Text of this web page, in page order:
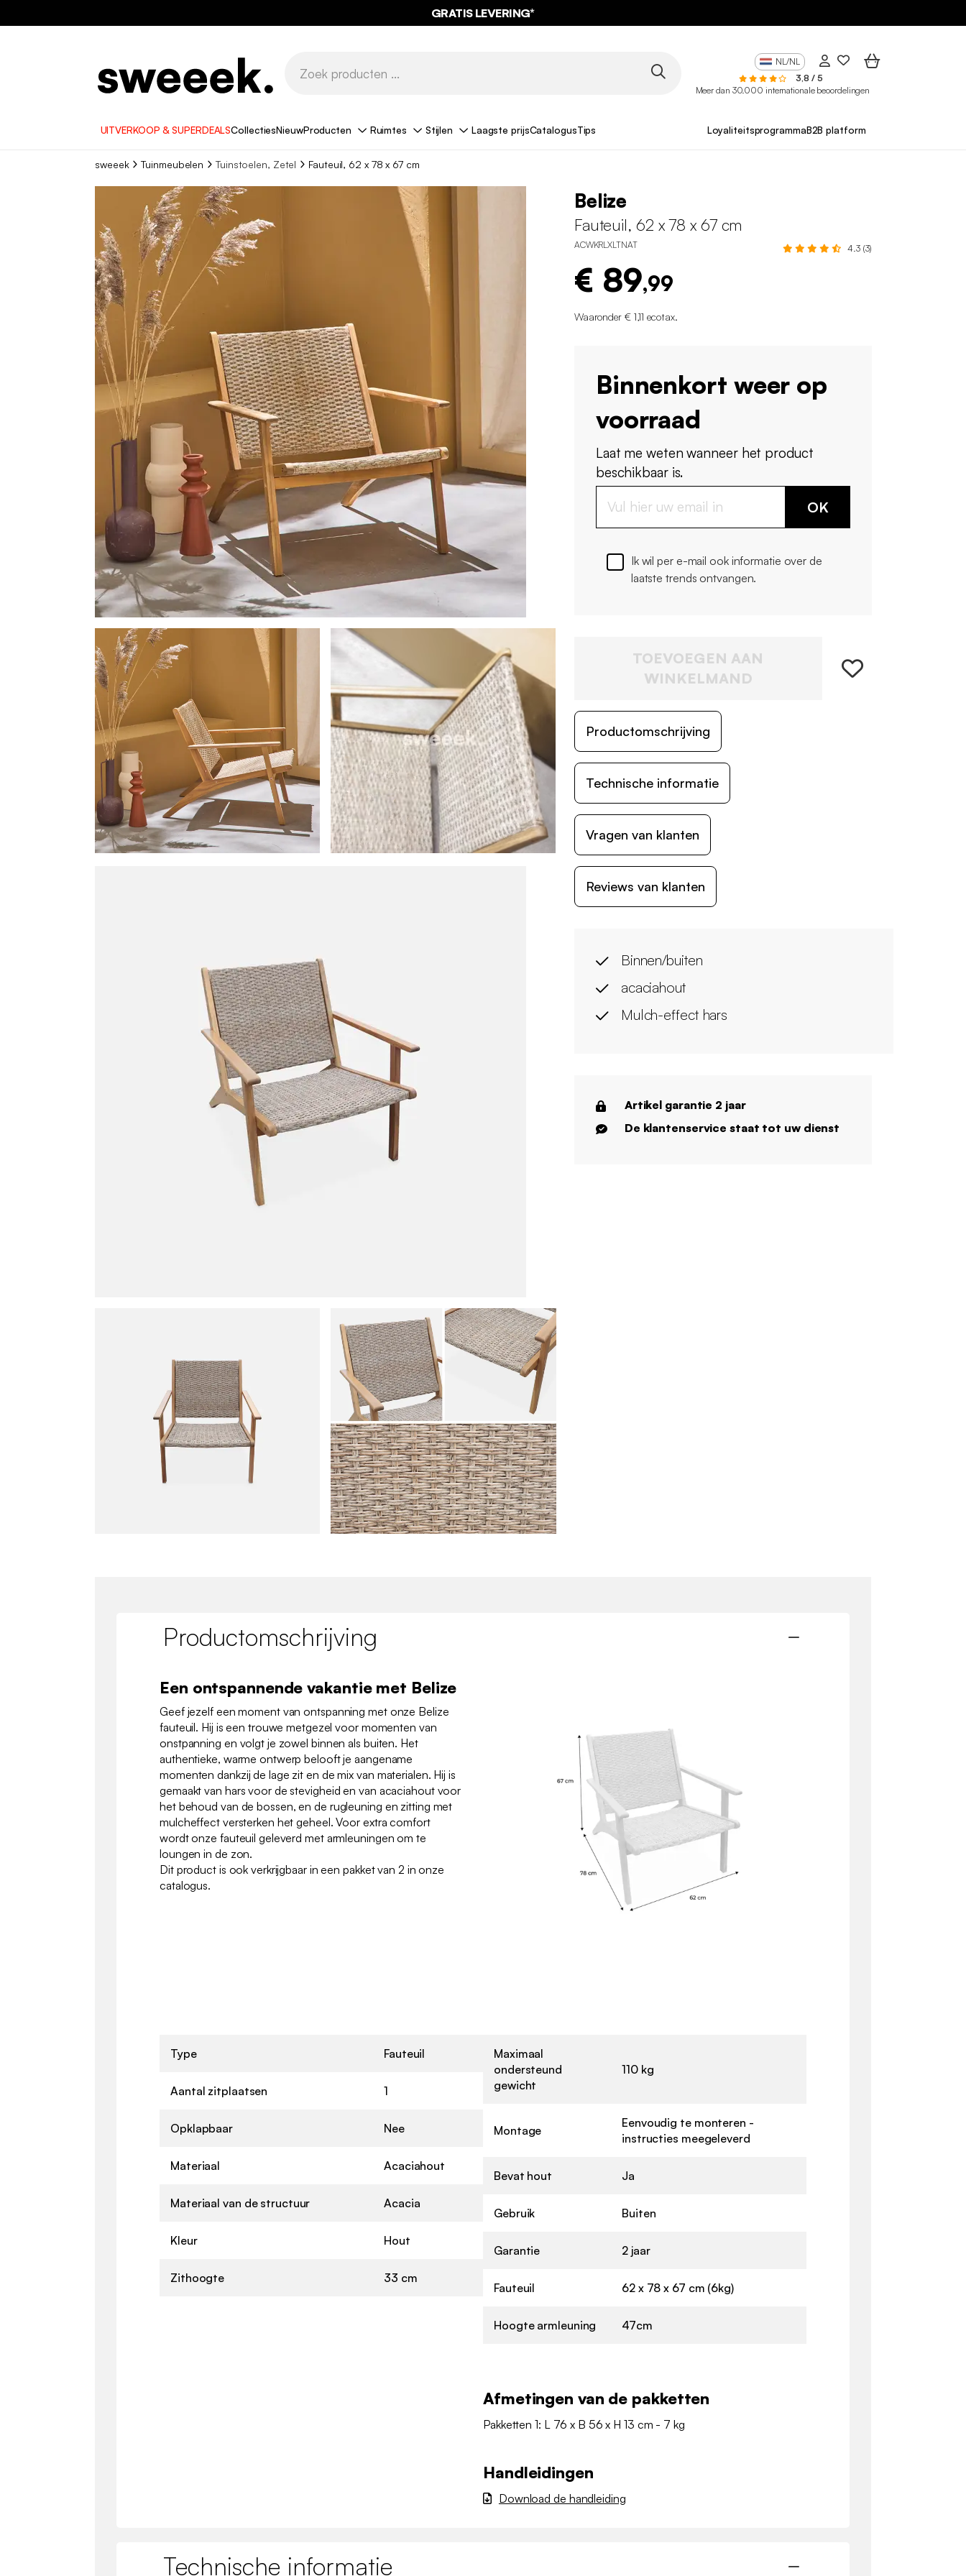
GRATIS LEVERING*
NL/NL
3,8 / 5
Meer dan 30.000 internationale beoordelingen
UITVERKOOP & SUPERDEALSCollectiesNieuwProducten Ruimtes Stijlen Laagste prijsCatalogusTips LoyaliteitsprogrammaB2B platform
sweeek Tuinmeubelen Tuinstoelen, Zetel Fauteuil, 62 x 78 x 67 cm
Belize
Fauteuil, 62 x 78 x 67 cm
ACWKRLXLTNAT 4.3 (3)
€ 89,99
Waaronder € 1,11 ecotax.
Binnenkort weer op
voorraad
Laat me weten wanneer het product
beschikbaar is.
OK
Ik wil per e-mail ook informatie over de
laatste trends ontvangen.
TOEVOEGEN AAN
WINKELMAND
Productomschrijving
Technische informatie
Vragen van klanten
Reviews van klanten
Binnen/buiten
acaciahout
Mulch-effect hars
Artikel garantie 2 jaar
De klantenservice staat tot uw dienst
Productomschrijving
Een ontspannende vakantie met Belize
Geef jezelf een moment van ontspanning met onze Belize
fauteuil. Hij is een trouwe metgezel voor momenten van
onstpanning en volgt je zowel binnen als buiten. Het
authentieke, warme ontwerp belooft je aangename
momenten dankzij de lage zit en de mix van materialen. Hij is
gemaakt van hars voor de stevigheid en van acaciahout voor
het behoud van de bossen, en de rugleuning en zitting met
mulcheffect versterken het geheel. Voor extra comfort
wordt onze fauteuil geleverd met armleuningen om te
loungen in de zon.
Dit product is ook verkrijgbaar in een pakket van 2 in onze
catalogus.
Type Fauteuil
Aantal zitplaatsen 1
Opklapbaar Nee
Materiaal Acaciahout
Materiaal van de structuur Acacia
Kleur Hout
Zithoogte 33 cm
Maximaal
ondersteund
gewicht
110 kg
Montage
Eenvoudig te monteren -
instructies meegeleverd
Bevat hout Ja
Gebruik Buiten
Garantie 2 jaar
Fauteuil 62 x 78 x 67 cm (6kg)
Hoogte armleuning 47cm
Afmetingen van de pakketten
Pakketten 1: L 76 x B 56 x H 13 cm - 7 kg
Handleidingen
Download de handleiding
Technische informatie